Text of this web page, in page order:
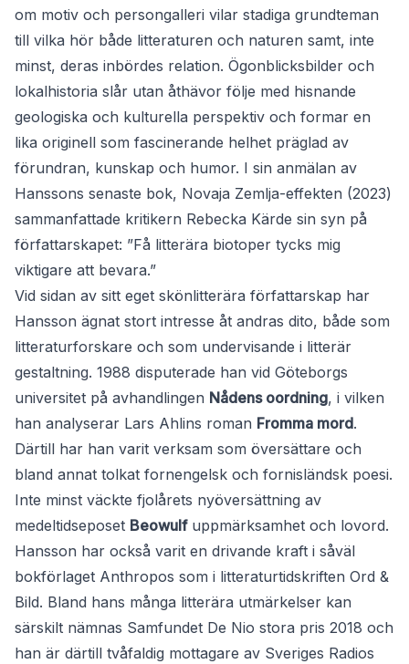
om motiv och persongalleri vilar stadiga grundteman
till vilka hör både litteraturen och naturen samt, inte
minst, deras inbördes relation. Ögonblicksbilder och
lokalhistoria slår utan åthävor följe med hisnande
geologiska och kulturella perspektiv och formar en
lika originell som fascinerande helhet präglad av
förundran, kunskap och humor. I sin anmälan av
Hanssons senaste bok, Novaja Zemlja-effekten (2023)
sammanfattade kritikern Rebecka Kärde sin syn på
författarskapet: ”Få litterära biotoper tycks mig
viktigare att bevara.”
Vid sidan av sitt eget skönlitterära författarskap har
Hansson ägnat stort intresse åt andras dito, både som
litteraturforskare och som undervisande i litterär
gestaltning. 1988 disputerade han vid Göteborgs
universitet på avhandlingen Nådens oordning, i vilken
han analyserar Lars Ahlins roman Fromma mord.
Därtill har han varit verksam som översättare och
bland annat tolkat fornengelsk och fornisländsk poesi.
Inte minst väckte fjolårets nyöversättning av
medeltidseposet Beowulfuppmärksamhet och lovord.
Hansson har också varit en drivande kraft i såväl
bokförlaget Anthropos som i litteraturtidskriften Ord &
Bild. Bland hans många litterära utmärkelser kan
särskilt nämnas Samfundet De Nio stora pris 2018 och
han är därtill tvåfaldig mottagare av Sveriges Radios